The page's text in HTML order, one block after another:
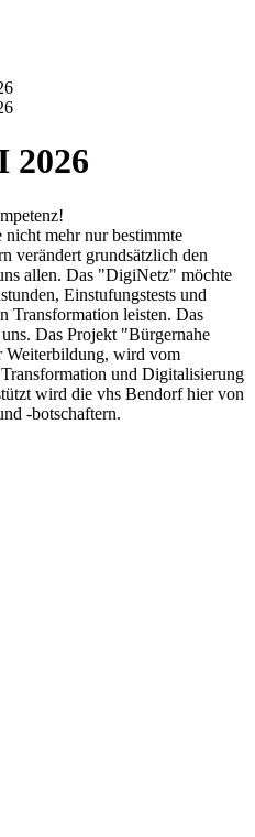
2026
mehr nur bestimmte
verändert grundsätzlich den
allen. Das "DigiNetz" möchte
Einstufungstests und
Transformation leisten. Das
Das Projekt "Bürgernahe
Weiterbildung, wird vom
und Digitalisierung
wird die vhs Bendorf hier von
-botschaftern.